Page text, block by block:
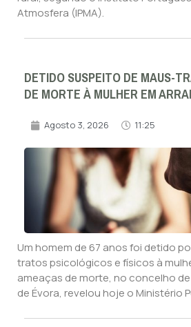
Atmosfera (IPMA).
DETIDO SUSPEITO DE MAUS-
DE MORTE À MULHER EM
Agosto 3, 2026 11:25
Um homem de 67 anos foi detido
tratos psicológicos e físicos à
ameaças de morte, no concelho
de Évora, revelou hoje o Ministério